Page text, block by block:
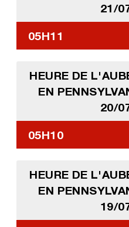
21/
05H11
HEURE DE
EN
20/
05H10
HEURE DE
EN
19/